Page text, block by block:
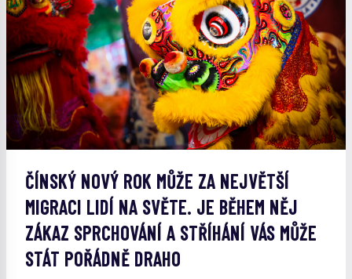
ČÍNSKÝ NOVÝ ROK MŮŽE ZA NEJVĚTŠÍ
MIGRACI LIDÍ NA SVĚTE. JE BĚHEM NĚJ
ZÁKAZ SPRCHOVÁNÍ A STŘÍHÁNÍ VÁS MŮŽE
STÁT POŘÁDNĚ DRAHO